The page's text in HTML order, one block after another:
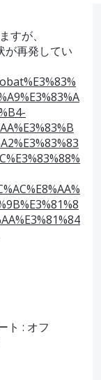
すが、
が再発してい
ト : オフ